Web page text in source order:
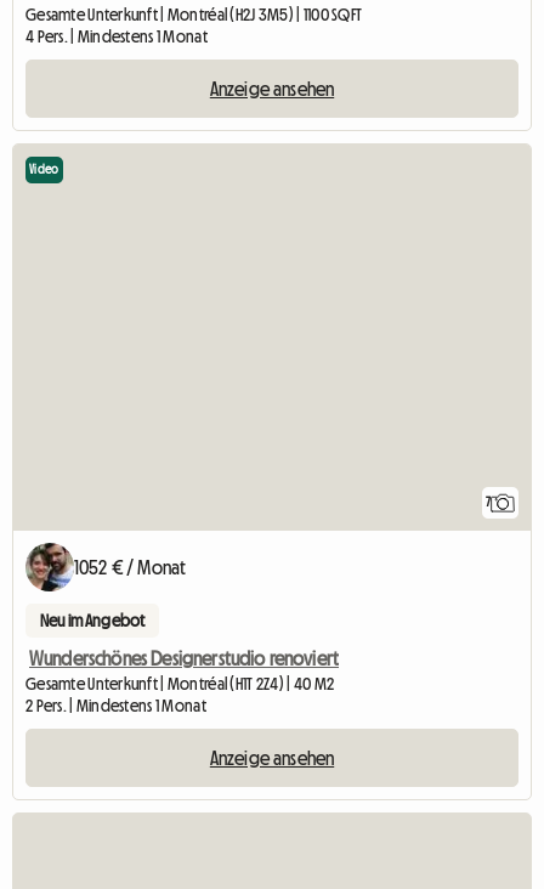
Gesamte Unterkunft | Montréal (H2J 3M5) | 1100 SQFT
4 Pers. | Mindestens 1 Monat
Anzeige ansehen
7
Video
1052 € / Monat
Neu im Angebot
Wunderschönes Designerstudio renoviert
Gesamte Unterkunft | Montréal (H1T 2Z4) | 40 M2
2 Pers. | Mindestens 1 Monat
Anzeige ansehen